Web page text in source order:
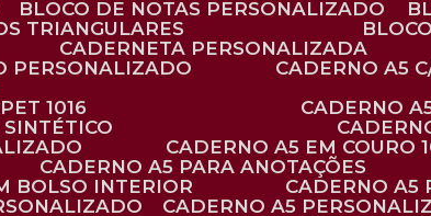
BLOCO DE NOTAS PERSONALIZADO
TRIANGULARES
CADERNETA PERSONALIZADA
PERSONALIZADO
CADERNO A5
1016
CADERNO
CADERNO A5 EM COURO
CADERNO A5 PARA ANOTAÇÕES
BOLSO INTERIOR
CADERNO
CADERNO A5